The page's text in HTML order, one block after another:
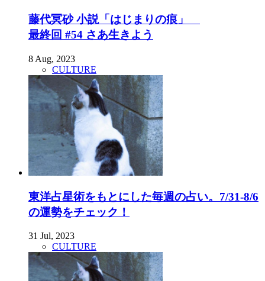
藤代冥砂 小説「はじまりの痕」
最終回 #54 さあ生きよう
8 Aug, 2023
CULTURE
東洋占星術をもとにした毎週の占い。7/31-8/6
の運勢をチェック！
31 Jul, 2023
CULTURE